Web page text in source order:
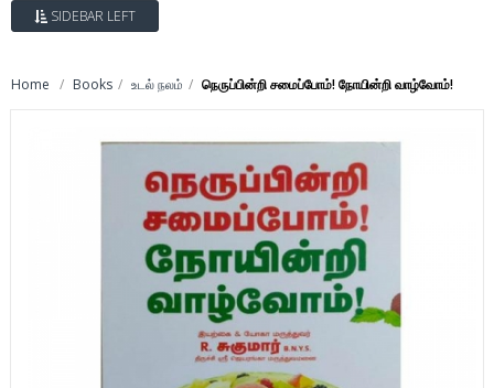
SIDEBAR LEFT
Home Books உடல் நலம் நெருப்பின்றி சமைப்போம்! நோயின்றி வாழ்வோம்!